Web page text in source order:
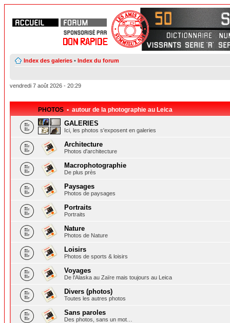
Index des galeries • Index du forum
vendredi 7 août 2026 - 20:29
PHOTOS • autour de la photographie au Leica
GALERIES
Ici, les photos s'exposent en galeries
Architecture
Photos d'architecture
Macrophotographie
De plus près
Paysages
Photos de paysages
Portraits
Portraits
Nature
Photos de Nature
Loisirs
Photos de sports & loisirs
Voyages
De l'Alaska au Zaïre mais toujours au Leica
Divers (photos)
Toutes les autres photos
Sans paroles
Des photos, sans un mot…